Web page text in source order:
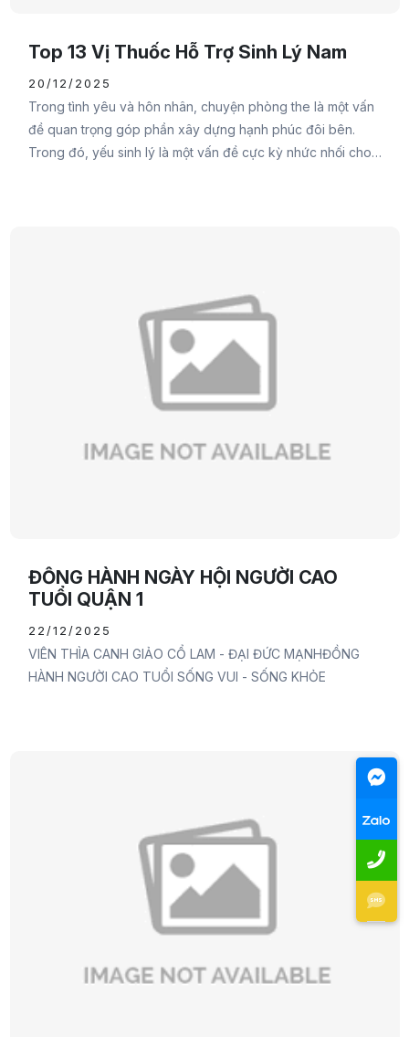
Top 13 Vị Thuốc Hỗ Trợ Sinh Lý Nam
20/12/2025
Trong tình yêu và hôn nhân, chuyện phòng the là một vấn
đề quan trọng góp phần xây dựng hạnh phúc đôi bên.
Trong đó, yếu sinh lý là một vấn đề cực kỳ nhức nhối cho
ĐỒNG HÀNH NGÀY HỘI NGƯỜI CAO
TUỔI QUẬN 1
22/12/2025
VIÊN THÌA CANH GIẢO CỔ LAM - ĐẠI ĐỨC MẠNHĐỒNG
HÀNH NGƯỜI CAO TUỔI SỐNG VUI - SỐNG KHỎE